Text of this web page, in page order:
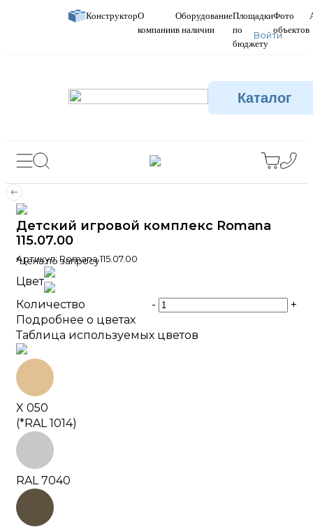
КонструкторО
компании
Оборудование
в наличии
Площадки
по
бюджету
Фото
объектов
Войти
Каталог
Детский игровой комплекс Romana
115.07.00
Артикул: Romana 115.07.00
*Цена по запросу
Цвет
Количество
-
+
Подробнее о цветах
Таблица используемых цветов
X 050
(*RAL 1014)
RAL 7040